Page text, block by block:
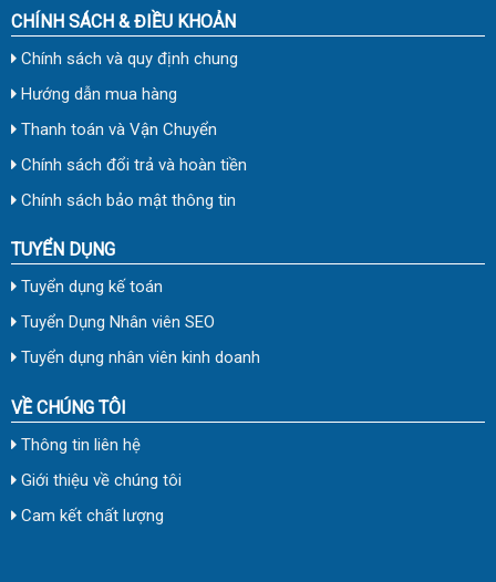
CHÍNH SÁCH & ĐIỀU KHOẢN
Chính sách và quy định chung
Hướng dẫn mua hàng
Thanh toán và Vận Chuyển
Chính sách đổi trả và hoàn tiền
Chính sách bảo mật thông tin
TUYỂN DỤNG
Tuyển dụng kế toán
Tuyển Dụng Nhân viên SEO
Tuyển dụng nhân viên kinh doanh
VỀ CHÚNG TÔI
Thông tin liên hệ
Giới thiệu về chúng tôi
Cam kết chất lượng